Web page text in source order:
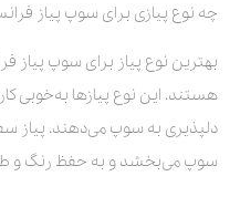
چه نوع پیازی برای سوپ پیاز
بهترین نوع پیاز برای سوپ پیاز
هستند. این نوع پیازها به‌خوبی
دلپذیری به سوپ می‌دهند. پیاز
سوپ می‌بخشد و به حفظ رنگ و